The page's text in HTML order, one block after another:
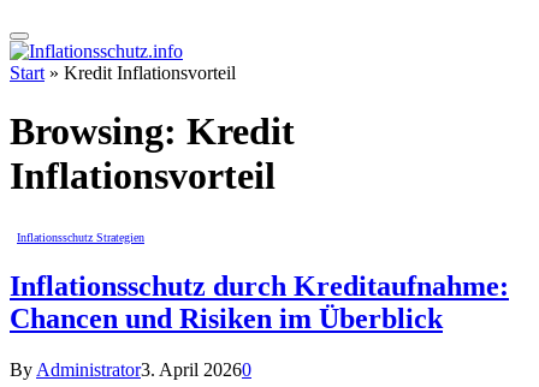
Start » Kredit Inflationsvorteil
Browsing: Kredit
Inflationsvorteil
Inflationsschutz Strategien
Inflationsschutz durch Kreditaufnahme:
Chancen und Risiken im Überblick
By Administrator3. April 20260